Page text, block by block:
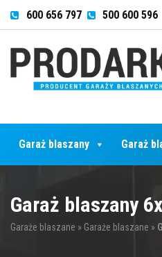
600 656 797 500 600 596
Garaż blaszany Garaż
Garaż blaszany
Garaże blaszane » Garaże blaszane »